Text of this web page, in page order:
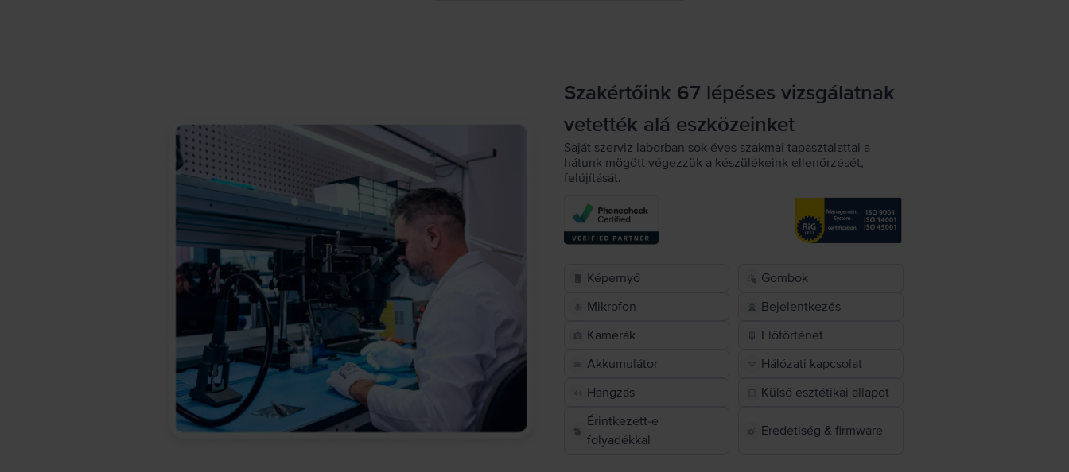
Szakértőink 67 lépéses vizsgálatnak
vetették alá eszközeinket
Saját szerviz laborban sok éves szakmai tapasztalattal a
hátunk mögött végezzük a készülékeink ellenőrzését,
felújítását.
Képernyő
Gombok
Mikrofon
Bejelentkezés
Kamerák
Előtörténet
Akkumulátor
Hálózati kapcsolat
Hangzás
Külső esztétikai állapot
Érintkezett-e
folyadékkal
Eredetiség & firmware